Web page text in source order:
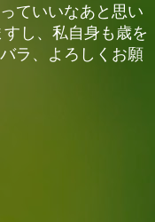
ていいなあと思い
し、私自身も歳を
ラ、よろしくお願